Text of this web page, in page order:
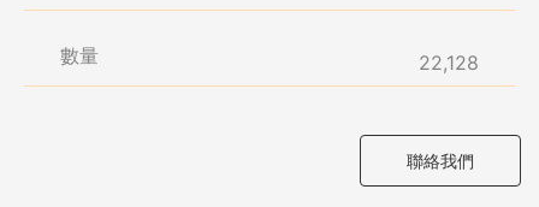
數量 22,128
聯絡我們